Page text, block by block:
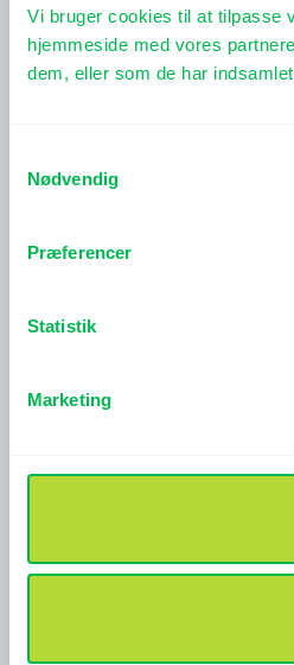
Vi bruger cookies til at tilpasse
hjemmeside med vores
dem, eller som de har
Nødvendig
Præferencer
Statistik
Marketing